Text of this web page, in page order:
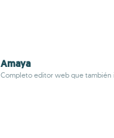
Amaya
Completo editor web que también